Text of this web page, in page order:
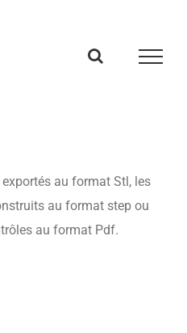
au format Stl, les
au format step ou
au format Pdf.